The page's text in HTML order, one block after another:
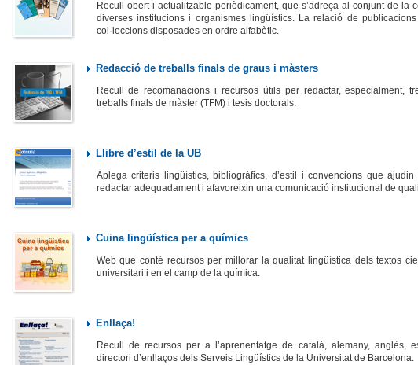
Recull obert i actualitzable periòdicament, que s’adreça al conjunt de la
diverses institucions i organismes lingüístics. La relació de
col·leccions disposades en ordre alfabètic.
Redacció de treballs finals de graus i màsters
Recull de recomanacions i recursos útils per redactar, especialment,
treballs finals de màster (TFM) i tesis doctorals.
Llibre d’estil de la UB
Aplega criteris lingüístics, bibliogràfics, d’estil i convencions que
redactar adequadament i afavoreixin una comunicació institucional de
Cuina lingüística per a químics
Web que conté recursos per millorar la qualitat lingüística dels textos
universitari i en el camp de la química.
Enllaça!
Recull de recursos per a l’aprenentatge de català, alemany, anglès,
directori d’enllaços dels Serveis Lingüístics de la Universitat de Barcelona.